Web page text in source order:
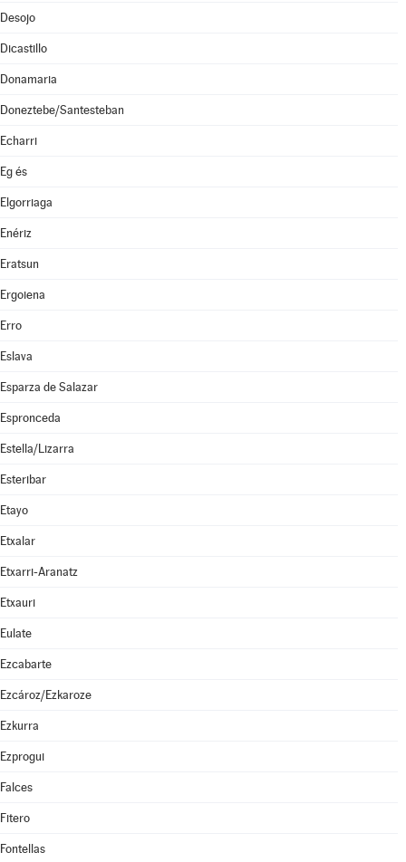
Desojo
Dicastillo
Donamaria
Doneztebe/Santesteban
Echarri
Eg és
Elgorriaga
Enériz
Eratsun
Ergoiena
Erro
Eslava
Esparza de Salazar
Espronceda
Estella/Lizarra
Esteribar
Etayo
Etxalar
Etxarri-Aranatz
Etxauri
Eulate
Ezcabarte
Ezcároz/Ezkaroze
Ezkurra
Ezprogui
Falces
Fitero
Fontellas